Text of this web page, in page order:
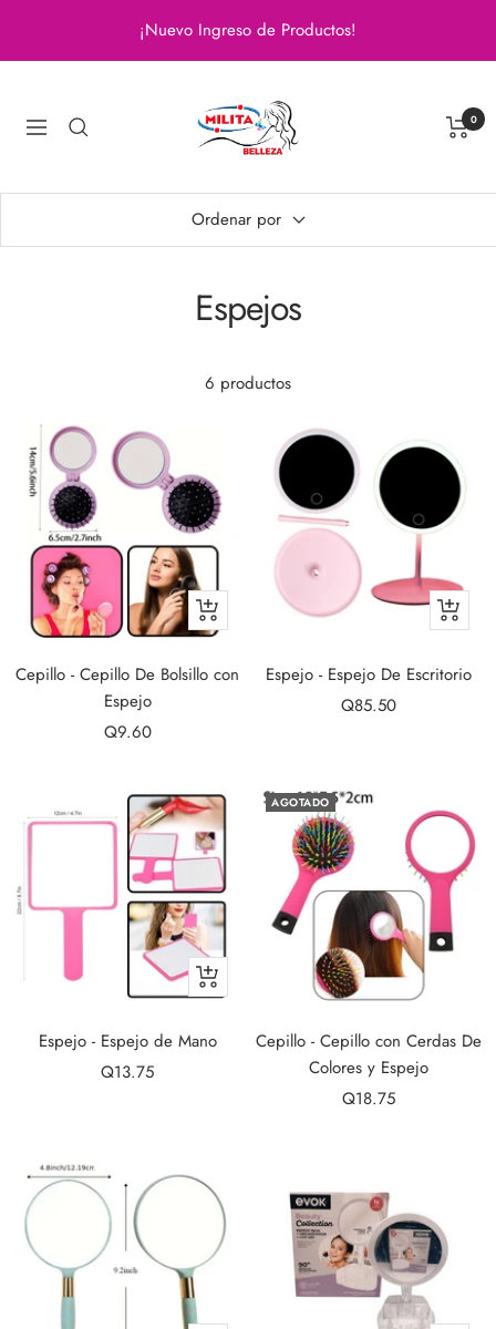
contenido
¡Nuevo Ingreso de Productos!
Navigación
Belleza
0
Ordenar por
Espejos
6 productos
+
Añadir
Cepillo - Cepillo De Bolsillo con
Espejo
Precio
Q9.60
+
Añadir
Espejo - Espejo De Escritorio
Precio
Q85.50
+
Añadir
Espejo - Espejo de Mano
Precio
Q13.75
AGOTADO
Cepillo - Cepillo con Cerdas De
Colores y Espejo
Precio
Q18.75